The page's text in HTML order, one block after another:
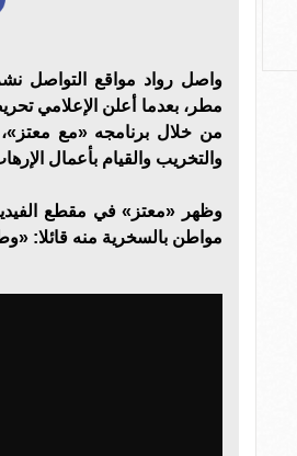
واصل رواد مواقع التواصل
مطر، بعدما أعلن الإعلامي
من خلال برنامجه «مع
والتخريب والقيام بأعمال
وظهر «معتز» في مقطع
مواطن بالسخرية منه قائلا: